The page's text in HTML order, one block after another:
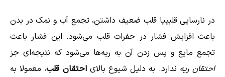
در نارسایی قلبییا قلب ضعیف داشتن، تجمع آب و نمک در بدن
باعث افزایش فشار در حفرات قلب می‌شود. این فشار باعث
تجمع مایع و پس زدن آن به ریه‌ها می‌شود که نتیجه‌ای جز
احتقان ریه ندارد. به دلیل شیوع بالایاحتقان قلب، معمولا به